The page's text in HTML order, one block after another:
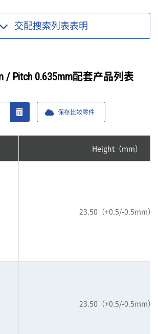
交配搜索列表表明
/ Pitch 0.635mm配套产品列表
保存比较零件
Height（mm）
23.50（+0.5/-0.5mm）
23.50（+0.5/-0.5mm）